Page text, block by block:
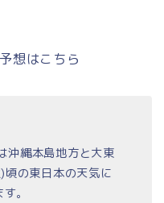
想はこちら
沖縄本島地方と大東
の東日本の天気に
。